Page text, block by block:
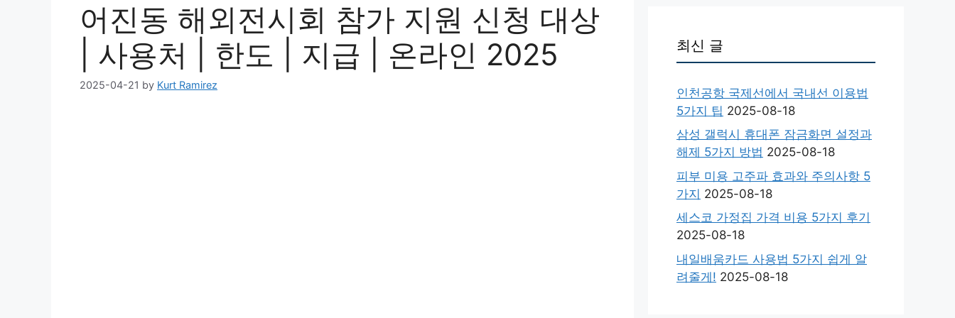
어진동 해외전시회 참가 지원 신청 대상
| 사용처 | 한도 | 지급 | 온라인 2025
2025-04-21 by Kurt Ramirez
최신 글
인천공항 국제선에서 국내선 이용법
5가지 팁 2025-08-18
삼성 갤럭시 휴대폰 잠금화면 설정과
해제 5가지 방법 2025-08-18
피부 미용 고주파 효과와 주의사항 5
가지 2025-08-18
세스코 가정집 가격 비용 5가지 후기
2025-08-18
내일배움카드 사용법 5가지 쉽게 알
려줄게! 2025-08-18